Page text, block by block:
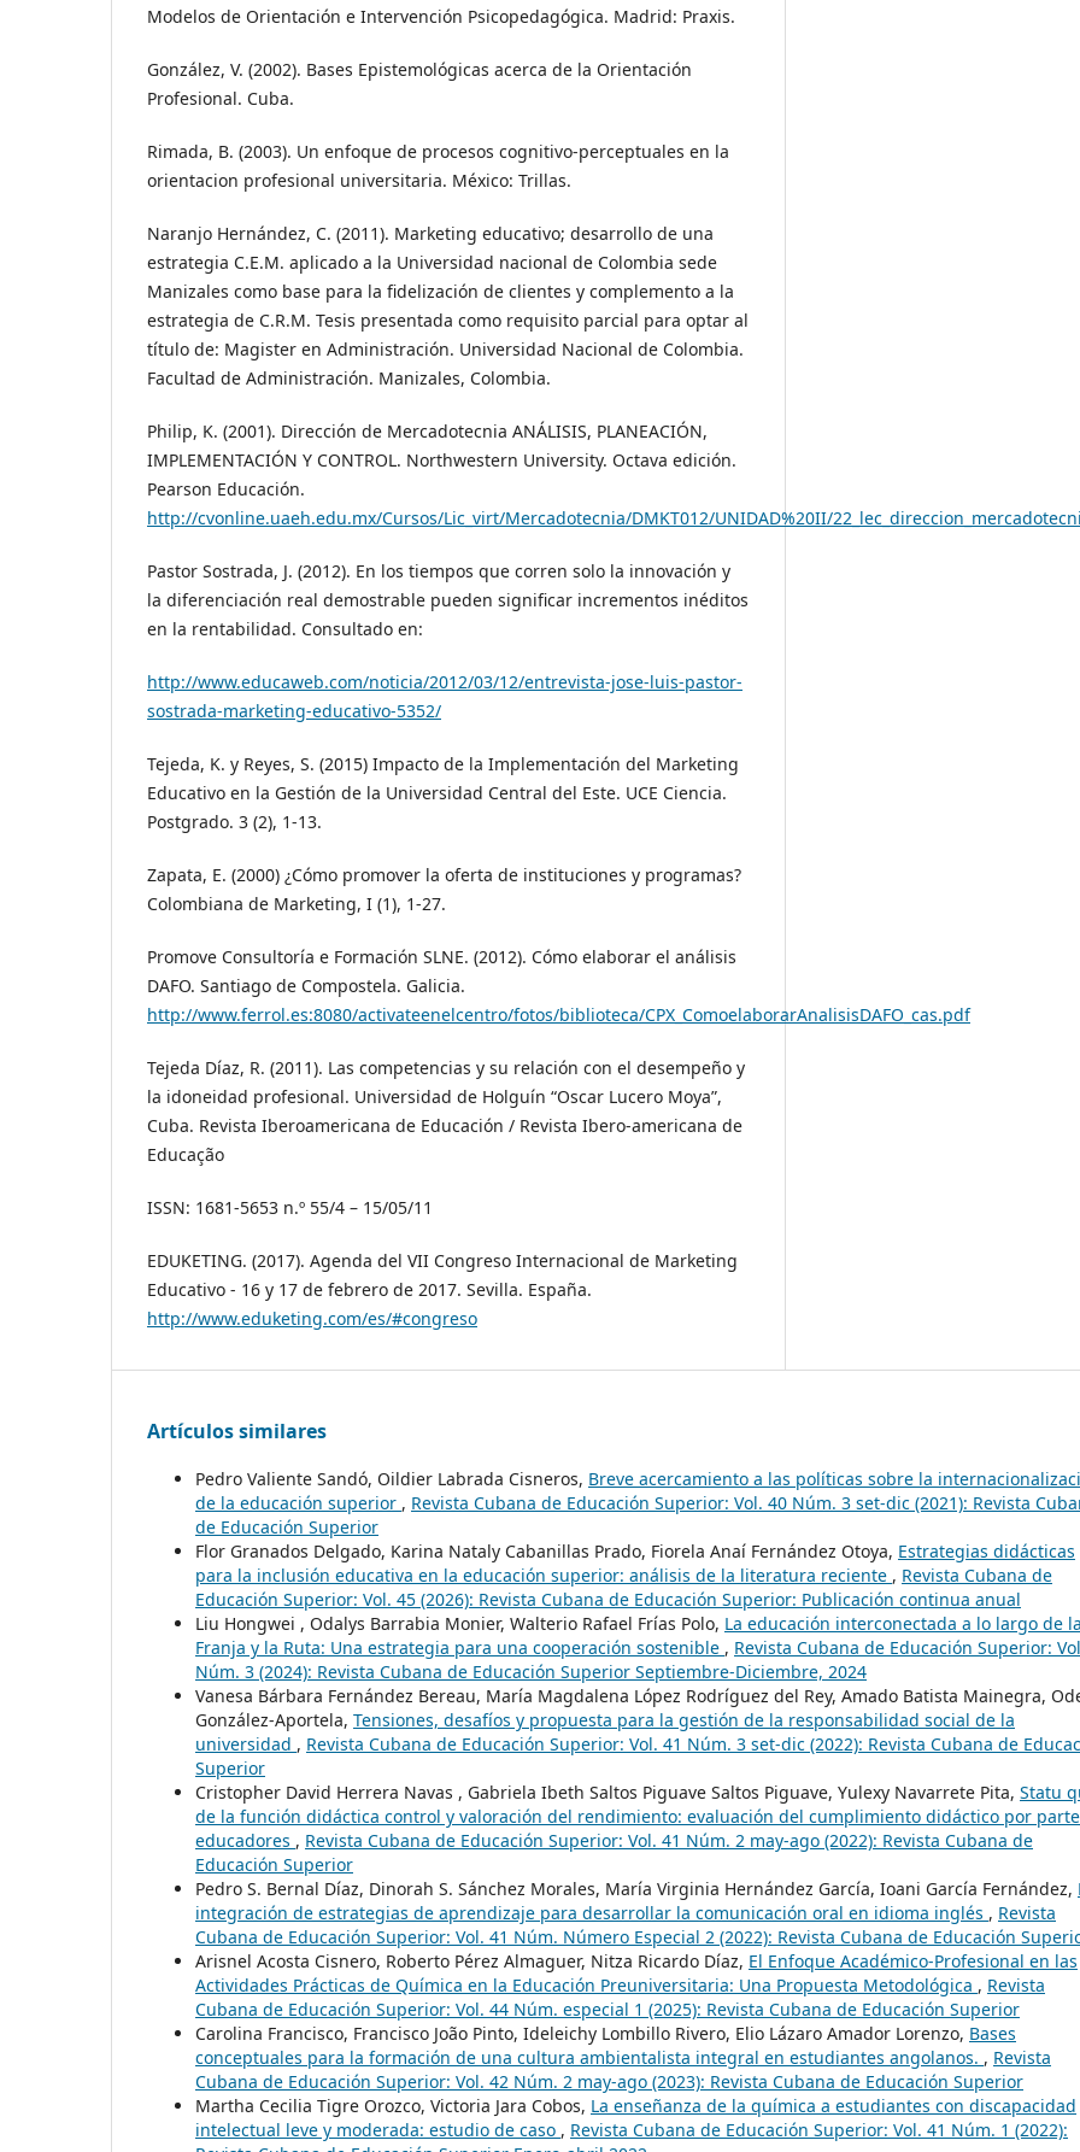
Modelos de Orientación e Intervención Psicopedagógica. Madrid: Praxis.
González, V. (2002). Bases Epistemológicas acerca de la Orientación
Profesional. Cuba.
Rimada, B. (2003). Un enfoque de procesos cognitivo-perceptuales en la
orientacion profesional universitaria. México: Trillas.
Naranjo Hernández, C. (2011). Marketing educativo; desarrollo de una
estrategia C.E.M. aplicado a la Universidad nacional de Colombia sede
Manizales como base para la fidelización de clientes y complemento a la
estrategia de C.R.M. Tesis presentada como requisito parcial para optar al
título de: Magister en Administración. Universidad Nacional de Colombia.
Facultad de Administración. Manizales, Colombia.
Philip, K. (2001). Dirección de Mercadotecnia ANÁLISIS, PLANEACIÓN,
IMPLEMENTACIÓN Y CONTROL. Northwestern University. Octava edición.
Pearson Educación.
http://cvonline.uaeh.edu.mx/Cursos/Lic_virt/Mercadotecnia/DMKT012/UNIDAD%20II/
Pastor Sostrada, J. (2012). En los tiempos que corren solo la innovación y
la diferenciación real demostrable pueden significar incrementos inéditos
en la rentabilidad. Consultado en:
http://www.educaweb.com/noticia/2012/03/12/entrevista-jose-luis-pastor-
sostrada-marketing-educativo-5352/
Tejeda, K. y Reyes, S. (2015) Impacto de la Implementación del Marketing
Educativo en la Gestión de la Universidad Central del Este. UCE Ciencia.
Postgrado. 3 (2), 1-13.
Zapata, E. (2000) ¿Cómo promover la oferta de instituciones y programas?
Colombiana de Marketing, I (1), 1-27.
Promove Consultoría e Formación SLNE. (2012). Cómo elaborar el análisis
DAFO. Santiago de Compostela. Galicia.
http://www.ferrol.es:8080/activateenelcentro/fotos/biblioteca/CPX_ComoelaborarAnalisisDAFO_cas.pdf
Tejeda Díaz, R. (2011). Las competencias y su relación con el desempeño y
la idoneidad profesional. Universidad de Holguín “Oscar Lucero Moya”,
Cuba. Revista Iberoamericana de Educación / Revista Ibero-americana de
Educação
ISSN: 1681-5653 n.º 55/4 – 15/05/11
EDUKETING. (2017). Agenda del VII Congreso Internacional de Marketing
Educativo - 16 y 17 de febrero de 2017. Sevilla. España.
http://www.eduketing.com/es/#congreso
Artículos similares
Pedro Valiente Sandó, Oildier Labrada Cisneros, Breve acercamiento a las políticas sobre la
de la educación superior , Revista Cubana de Educación Superior: Vol. 40 Núm. 3 set-dic (2021): Revista
de Educación Superior
Flor Granados Delgado, Karina Nataly Cabanillas Prado, Fiorela Anaí Fernández Otoya, Estrategias didácticas
para la inclusión educativa en la educación superior: análisis de la literatura reciente , Revista Cubana de
Educación Superior: Vol. 45 (2026): Revista Cubana de Educación Superior: Publicación continua anual
Liu Hongwei , Odalys Barrabia Monier, Walterio Rafael Frías Polo, La educación interconectada a lo largo de la
Franja y la Ruta: Una estrategia para una cooperación sostenible , Revista Cubana de Educación Superior:
Núm. 3 (2024): Revista Cubana de Educación Superior Septiembre-Diciembre, 2024
Vanesa Bárbara Fernández Bereau, María Magdalena López Rodríguez del Rey, Amado Batista Mainegra,
González-Aportela, Tensiones, desafíos y propuesta para la gestión de la responsabilidad social de la
universidad , Revista Cubana de Educación Superior: Vol. 41 Núm. 3 set-dic (2022): Revista Cubana de
Superior
Cristopher David Herrera Navas , Gabriela Ibeth Saltos Piguave Saltos Piguave, Yulexy Navarrete Pita, Statu
de la función didáctica control y valoración del rendimiento: evaluación del cumplimiento didáctico por
educadores , Revista Cubana de Educación Superior: Vol. 41 Núm. 2 may-ago (2022): Revista Cubana de
Educación Superior
Pedro S. Bernal Díaz, Dinorah S. Sánchez Morales, María Virginia Hernández García, Ioani García Fernández,
integración de estrategias de aprendizaje para desarrollar la comunicación oral en idioma inglés , Revista
Cubana de Educación Superior: Vol. 41 Núm. Número Especial 2 (2022): Revista Cubana de Educación
Arisnel Acosta Cisnero, Roberto Pérez Almaguer, Nitza Ricardo Díaz, El Enfoque Académico-Profesional en las
Actividades Prácticas de Química en la Educación Preuniversitaria: Una Propuesta Metodológica , Revista
Cubana de Educación Superior: Vol. 44 Núm. especial 1 (2025): Revista Cubana de Educación Superior
Carolina Francisco, Francisco João Pinto, Ideleichy Lombillo Rivero, Elio Lázaro Amador Lorenzo, Bases
conceptuales para la formación de una cultura ambientalista integral en estudiantes angolanos. , Revista
Cubana de Educación Superior: Vol. 42 Núm. 2 may-ago (2023): Revista Cubana de Educación Superior
Martha Cecilia Tigre Orozco, Victoria Jara Cobos, La enseñanza de la química a estudiantes con discapacidad
intelectual leve y moderada: estudio de caso , Revista Cubana de Educación Superior: Vol. 41 Núm. 1 (2022):